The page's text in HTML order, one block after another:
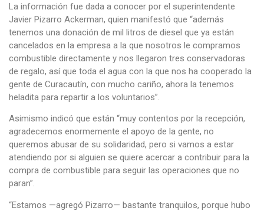
La información fue dada a conocer por el superintendente
Javier Pizarro Ackerman, quien manifestó que “además
tenemos una donación de mil litros de diesel que ya están
cancelados en la empresa a la que nosotros le compramos
combustible directamente y nos llegaron tres conservadoras
de regalo, así que toda el agua con la que nos ha cooperado la
gente de Curacautín, con mucho cariño, ahora la tenemos
heladita para repartir a los voluntarios”.
Asimismo indicó que están “muy contentos por la recepción,
agradecemos enormemente el apoyo de la gente, no
queremos abusar de su solidaridad, pero si vamos a estar
atendiendo por si alguien se quiere acercar a contribuir para la
compra de combustible para seguir las operaciones que no
paran”.
“Estamos —agregó Pizarro— bastante tranquilos, porque hubo